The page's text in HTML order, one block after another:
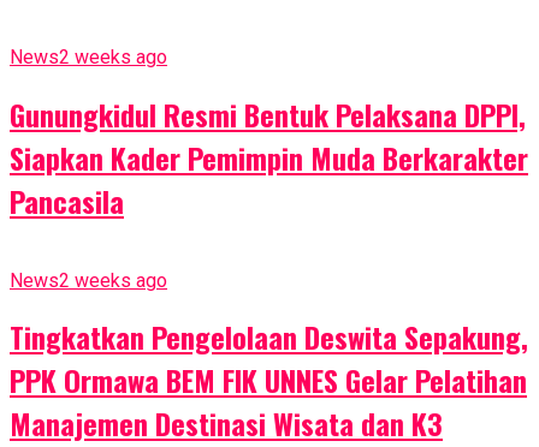
News2 weeks ago
Gunungkidul Resmi Bentuk Pelaksana DPPI,
Siapkan Kader Pemimpin Muda Berkarakter
Pancasila
News2 weeks ago
Tingkatkan Pengelolaan Deswita Sepakung,
PPK Ormawa BEM FIK UNNES Gelar Pelatihan
Manajemen Destinasi Wisata dan K3